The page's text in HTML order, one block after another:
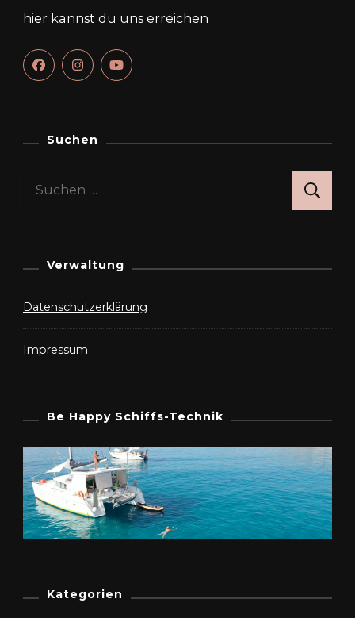
hier kannst du uns erreichen
Suchen
Suchen
Verwaltung
Datenschutzerklärung
Impressum
Be Happy Schiffs-Technik
Kategorien